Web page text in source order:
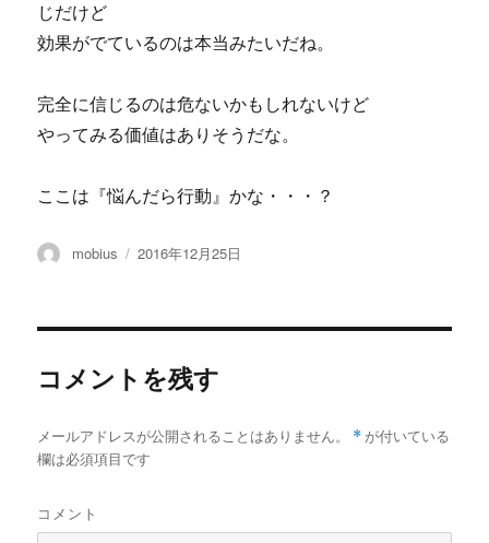
じだけど
効果がでているのは本当みたいだね。
完全に信じるのは危ないかもしれないけど
やってみる価値はありそうだな。
ここは『悩んだら行動』かな・・・？
投
mobius
投
2016年12月25日
コメントを残す
メールアドレスが公開されることはありません。 * が付いている
欄は必須項目です
コメント